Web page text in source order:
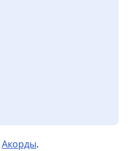
Акорды.